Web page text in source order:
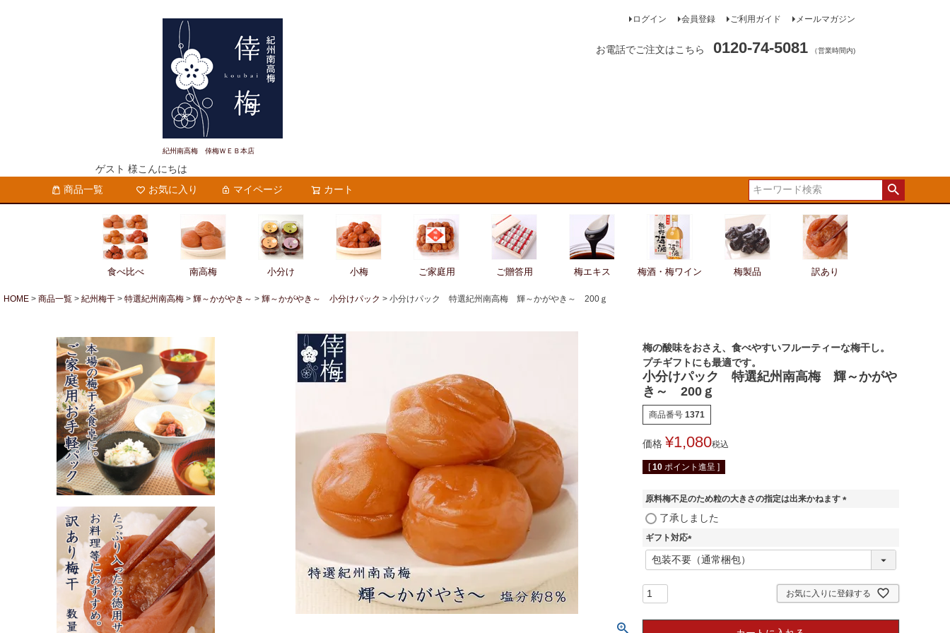
紀州南高梅 倖梅ＷＥＢ本店
ゲスト 様こんにちは
ログイン 会員登録 ご利用ガイド メールマガジン
お電話でご注文はこちら 0120-74-5081 （営業時間内)
商品一覧 お気に入り マイページ カート
食べ比べ 南高梅 小分け 小梅 ご家庭用 ご贈答用 梅エキス 梅酒・梅ワイン 梅製品 訳あり
HOME 商品一覧 紀州梅干 特選紀州南高梅 輝～かがやき～ 輝～かがやき～ 小分けパック 小分けパック 特選紀州南高梅 輝～かがやき～ 200ｇ
梅の酸味をおさえ、食べやすいフルーティーな梅干し。
プチギフトにも最適です。
小分けパック 特選紀州南高梅 輝～かがや
き～ 200ｇ
商品番号 1371
価格 ¥1,080税込
[ 10 ポイント進呈 ]
原料梅不足のため粒の大きさの指定は出来かねます
)
了承しました
ギフト対応
(
必
お気に入りに登録する